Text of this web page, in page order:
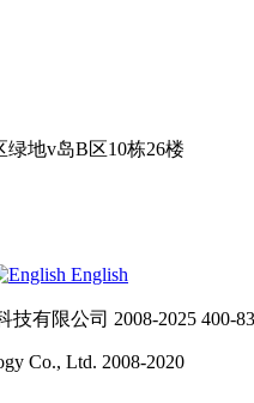
地v岛B区10栋26楼
English
有限公司 2008-2025 400-
Co., Ltd. 2008-2020